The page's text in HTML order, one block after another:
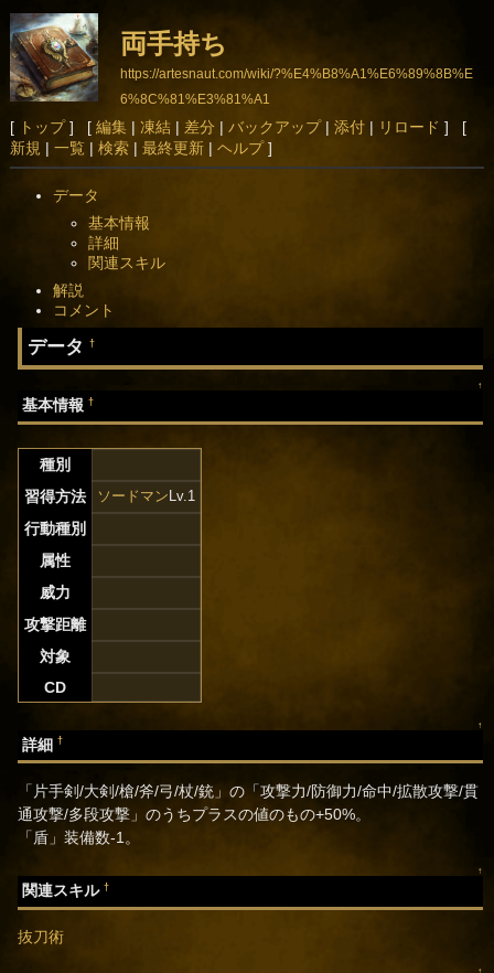
両手持ち
https://artesnaut.com/wiki/?%E4%B8%A1%E6%89%8B%E
6%8C%81%E3%81%A1
[ トップ] [ 編集| 凍結| 差分 | バックアップ| 添付| リロード ] [
新規 | 一覧 | 検索| 最終更新| ヘルプ]
データ
基本情報
詳細
関連スキル
解説
コメント
データ†
↑
基本情報†
種別
習得方法
ソードマン Lv.1
行動種別
属性
威力
攻撃距離
対象
CD
↑
詳細†
「片手剣/大剣/槍/斧/弓/杖/銃」の「攻撃力/防御力/命中/拡散攻撃/貫
通攻撃/多段攻撃」のうちプラスの値のもの+50%。
「盾」装備数-1。
↑
関連スキル†
抜刀術
↑